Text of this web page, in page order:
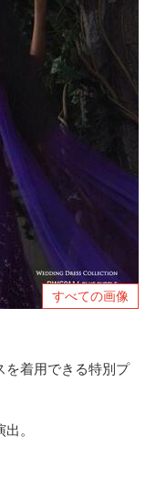
すべての画像
を着用できる特別プ
。